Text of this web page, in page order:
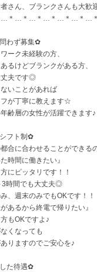
さん、ブランクさんも大歓
…＊…＊…＊…＊…＊…＊…
わず募集✿
ーク未経験の方、
るけどブランクがある方、
丈夫です◎
いことがあれば
フが丁寧に教えます☆
齢層の女性が活躍できます♪
フト制✿
合に合わせることができる
た時間に働きたい』
にピッタリです！！
3時間でも大丈夫◎
、週末のみでもOKです！！
があるから終電で帰りたい』
もOKですよ♪
くなっても
りますのでご安心を♪
た待遇✿